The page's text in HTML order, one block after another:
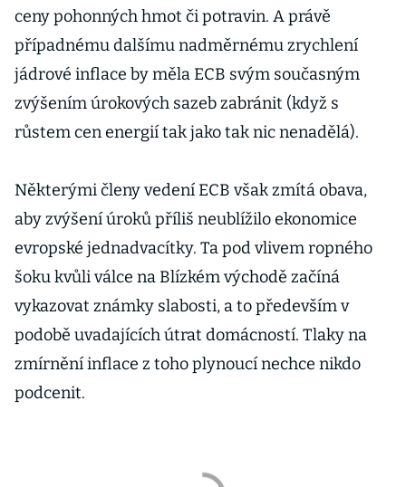
ceny pohonných hmot či potravin. A právě
případnému dalšímu nadměrnému zrychlení
jádrové inflace by měla ECB svým současným
zvýšením úrokových sazeb zabránit (když s
růstem cen energií tak jako tak nic nenadělá).
Některými členy vedení ECB však zmítá obava,
aby zvýšení úroků příliš neublížilo ekonomice
evropské jednadvacítky. Ta pod vlivem ropného
šoku kvůli válce na Blízkém východě začíná
vykazovat známky slabosti, a to především v
podobě uvadajících útrat domácností. Tlaky na
zmírnění inflace z toho plynoucí nechce nikdo
podcenit.